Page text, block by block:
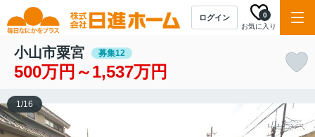
ログイン
お気に入り
0
小山市粟宮 募集12
500万円～1,537万円
1/16